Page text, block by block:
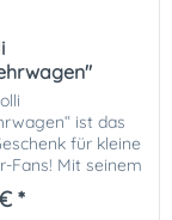
ist das
für kleine
Fans! Mit seinem
Motiv
*